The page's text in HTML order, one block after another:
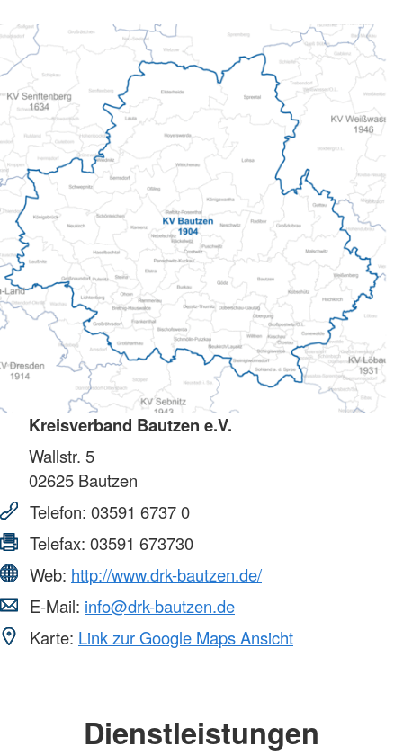
Kreisverband Bautzen e.V.
Wallstr. 5
02625 Bautzen
Telefon: 03591 6737 0
Telefax: 03591 673730
Web: http://www.drk-bautzen.de/
E-Mail: info@drk-bautzen.de
Karte: Link zur Google Maps Ansicht
Dienstleistungen